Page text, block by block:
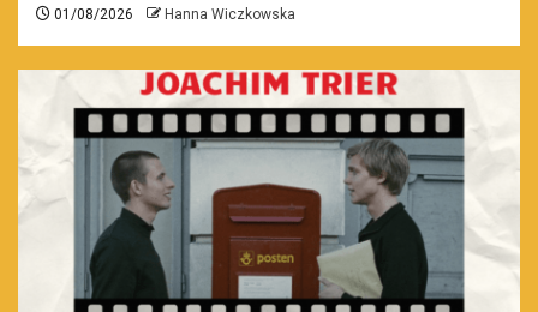
01/08/2026 Hanna Wiczkowska